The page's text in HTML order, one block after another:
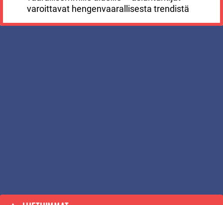
varoittavat hengenvaarallisesta trendistä